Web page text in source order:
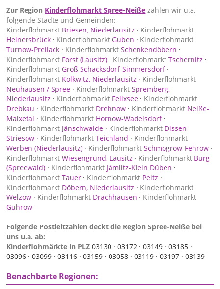
Zur Region Kinderflohmarkt Spree-Neiße zählen wir u.a.
folgende Städte und Gemeinden:
Kinderflohmarkt Briesen, Niederlausitz · Kinderflohmarkt
Heinersbrück · Kinderflohmarkt Guben · Kinderflohmarkt
Turnow-Preilack · Kinderflohmarkt Schenkendöbern ·
Kinderflohmarkt Forst (Lausitz) · Kinderflohmarkt Tschernitz ·
Kinderflohmarkt Groß Schacksdorf-Simmersdorf·
Kinderflohmarkt Kolkwitz, Niederlausitz · Kinderflohmarkt
Neuhausen / Spree · Kinderflohmarkt Spremberg,
Niederlausitz · Kinderflohmarkt Felixsee · Kinderflohmarkt
Drebkau · Kinderflohmarkt Drehnow · Kinderflohmarkt Neiße-
Malxetal · Kinderflohmarkt Hornow-Wadelsdorf·
Kinderflohmarkt Jänschwalde · Kinderflohmarkt Dissen-
Striesow · Kinderflohmarkt Teichland · Kinderflohmarkt
Werben (Niederlausitz) · Kinderflohmarkt Schmogrow-Fehrow ·
Kinderflohmarkt Wiesengrund, Lausitz · Kinderflohmarkt Burg
(Spreewald) · Kinderflohmarkt Jämlitz-Klein Düben ·
Kinderflohmarkt Tauer · Kinderflohmarkt Peitz ·
Kinderflohmarkt Döbern, Niederlausitz · Kinderflohmarkt
Welzow · Kinderflohmarkt Drachhausen · Kinderflohmarkt
Guhrow
Folgende Postleitzahlen deckt die Region Spree-Neiße bei
uns u.a. ab:
Kinderflohmärkte in PLZ03130 ·03172 ·03149 ·03185 ·
03096 ·03099 ·03116 ·03159 ·03058 ·03119 ·03197 ·03139
Benachbarte Regionen: